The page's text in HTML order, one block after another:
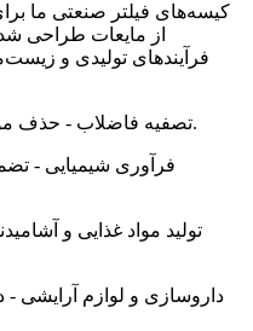
کیسه‌های فیلتر صنعتی ما
از مایعات طراحی
فرآیندهای تولیدی و
① تصفیه فاضلاب - حذف مواد جامد معلق، لجن و ناخالصی‌ها.